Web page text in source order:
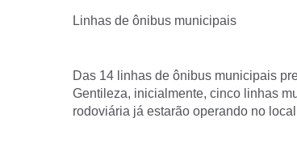
Linhas de ônibus municipais
Das 14 linhas de ônibus municipais
Gentileza, inicialmente, cinco linhas
rodoviária já estarão operando no